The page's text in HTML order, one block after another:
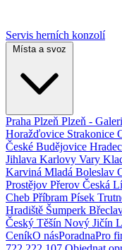
Servis herních konzolí
Místa a svoz
Praha Plzeň Plzeň -
Horažďovice Strakonice
České Budějovice
Jihlava Karlovy Vary
Karviná Mladá Boleslav
Prostějov Přerov Česká
Cheb Příbram Písek
Hradiště Šumperk
Český Těšín Nový Jičín
CeníkO násPoradnaPro